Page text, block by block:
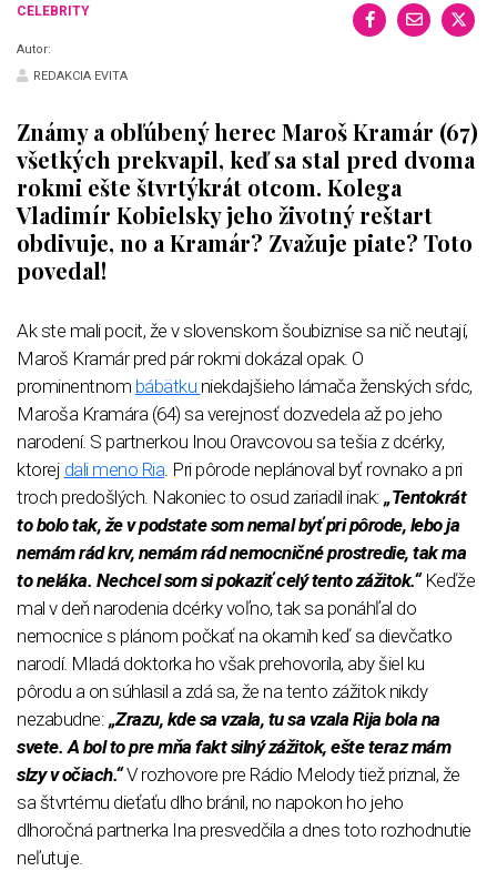
CELEBRITY
Autor:
REDAKCIA EVITA
Známy a obľúbený herec Maroš Kramár (67)
všetkých prekvapil, keď sa stal pred dvoma
rokmi ešte štvrtýkrát otcom. Kolega
Vladimír Kobielsky jeho životný reštart
obdivuje, no a Kramár? Zvažuje piate? Toto
povedal!
Ak ste mali pocit, že v slovenskom šoubiznise sa nič neutají,
Maroš Kramár pred pár rokmi dokázal opak. O
prominentnom bábätku niekdajšieho lámača ženských sŕdc,
Maroša Kramára (64) sa verejnosť dozvedela až po jeho
narodení. S partnerkou Inou Oravcovou sa tešia z dcérky,
ktorej dali meno Ria . Pri pôrode neplánoval byť rovnako a pri
troch predošlých. Nakoniec to osud zariadil inak: „Tentokrát
to bolo tak, že v podstate som nemal byť pri pôrode, lebo ja
nemám rád krv, nemám rád nemocničné prostredie, tak ma
to neláka. Nechcel som si pokaziť celý tento zážitok.“ Keďže
mal v deň narodenia dcérky voľno, tak sa ponáhľal do
nemocnice s plánom počkať na okamih keď sa dievčatko
narodí. Mladá doktorka ho však prehovorila, aby šiel ku
pôrodu a on súhlasil a zdá sa, že na tento zážitok nikdy
nezabudne: „Zrazu, kde sa vzala, tu sa vzala Rija bola na
svete. A bol to pre mňa fakt silný zážitok, ešte teraz mám
slzy v očiach.“V rozhovore pre Rádio Melody tiež priznal, že
sa štvrtému dieťaťu dlho bránil, no napokon ho jeho
dlhoročná partnerka Ina presvedčila a dnes toto rozhodnutie
neľutuje.